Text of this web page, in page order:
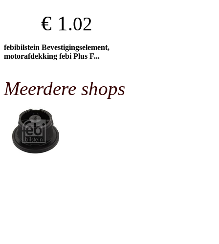
€ 1.02
febibilstein Bevestigingselement,
motorafdekking febi Plus F...
Meerdere shops